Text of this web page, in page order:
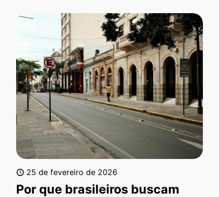
25 de fevereiro de 2026
Por que brasileiros buscam